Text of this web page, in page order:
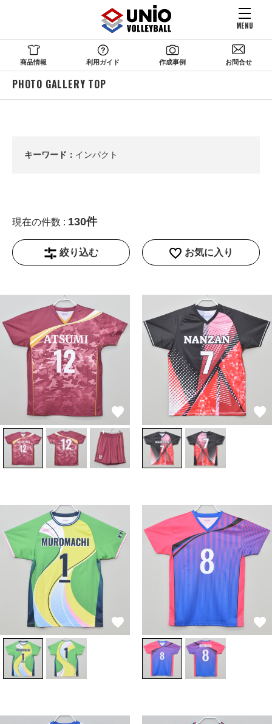
MENU
商品情報 利用ガイド 作成事例 お問合せ
PHOTO GALLERY TOP
キーワード： インパクト
現在の件数 : 130件
絞り込む お気に入り